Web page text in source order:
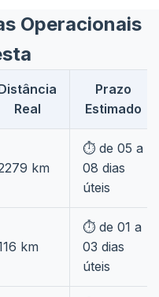
Operacionais
Real
Prazo
Estimado
km
⏱️ de 05 a
08 dias
úteis
km
⏱️ de 01 a
03 dias
úteis